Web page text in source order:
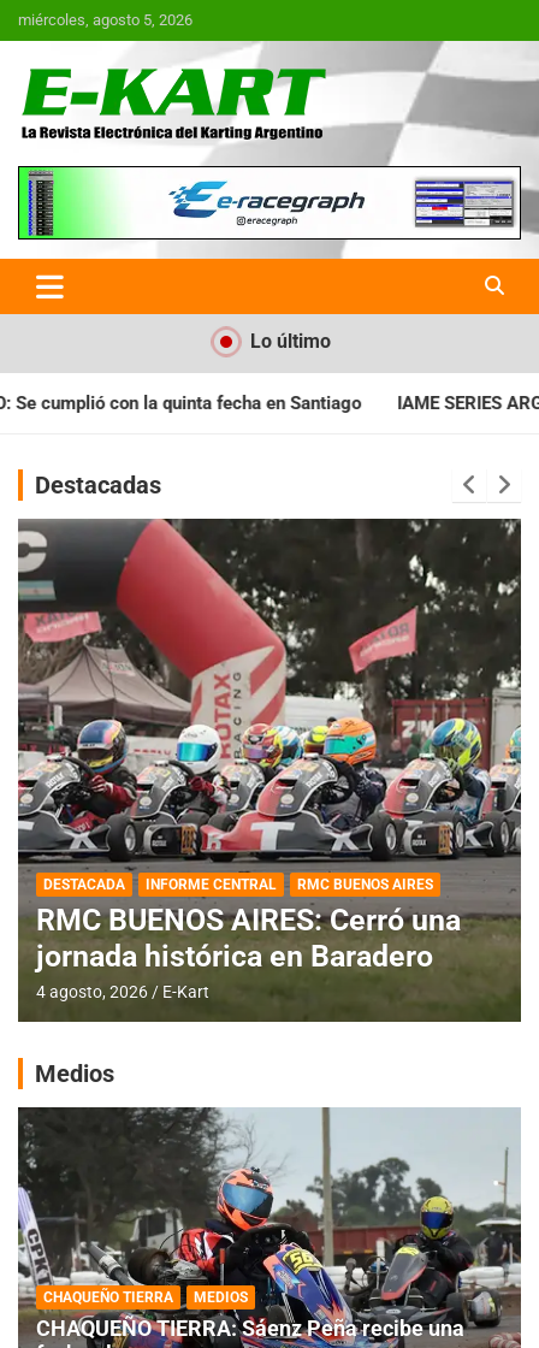
Saltar
al
miércoles, agosto 5, 2026
E-Kart.com.ar | La Revista
Electrónica del Karting en
Argentina
Lo último
en Santiago IAME SERIES ARGENTINA: Horarios para la
Destacadas
DESTACADA INFORME CENTRAL RMC BUENOS AIRES
RMC BUENOS AIRES: Cerró una
jornada histórica en Baradero
4 agosto, 2026 E-Kart
Medios
CHAQUEÑO TIERRA MEDIOS
CHAQUEÑO TIERRA: Sáenz Peña recibe una